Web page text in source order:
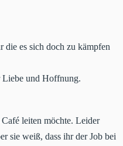
die es sich doch zu kämpfen
Liebe und Hoffnung.
leiten möchte. Leider
sie weiß, dass ihr der Job bei